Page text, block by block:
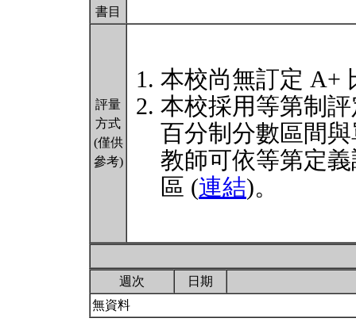
書目
評量
方式
(僅供
參考)
本校尚無訂定 A+
本校採用等第制
百分制分數區間
教師可依等第定
區 (連結)。
週次
日期
無資料